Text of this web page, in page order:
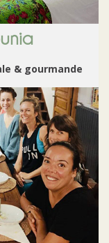
& gourmande